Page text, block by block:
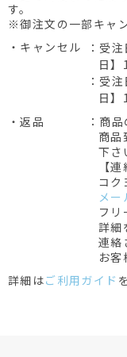
す。
※御注文の一部キャ
・キャンセル
：受
日
：受
日
・返品
：商
商品
下さ
【連
コク
メー
フ
詳細
連絡
お客
詳細はご利用ガイド